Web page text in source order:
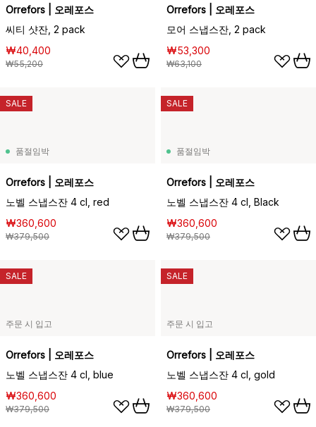
Orrefors | 오레포스
씨티 샷잔, 2 pack
₩40,400
₩55,200
Orrefors | 오레포스
모어 스냅스잔, 2 pack
₩53,300
₩63,100
품절임박
Orrefors | 오레포스
노벨 스냅스잔 4 cl, red
₩360,600
₩379,500
SALE
품절임박
Orrefors | 오레포스
노벨 스냅스잔 4 cl, Black
₩360,600
₩379,500
SALE
주문 시 입고
Orrefors | 오레포스
노벨 스냅스잔 4 cl, blue
₩360,600
₩379,500
SALE
주문 시 입고
Orrefors | 오레포스
노벨 스냅스잔 4 cl, gold
₩360,600
₩379,500
SALE